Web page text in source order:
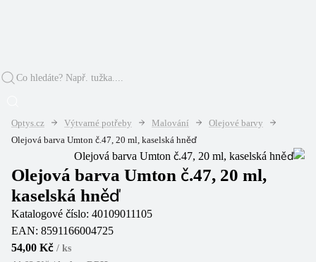
Optys.cz Výtvarné potřeby Malování
Olejové barvy
Olejová barva Umton č.47, 20 ml, kaselská hněď
Olejová barva Umton č.47, 20 ml,
kaselská hněď
Katalogové číslo: 40109011105
EAN: 8591166004725
54,00 Kč / ks